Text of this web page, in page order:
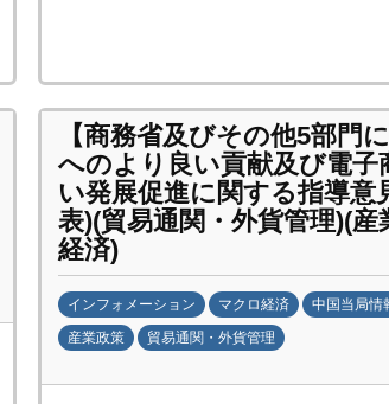
構
j
c
i
p
o
)
【商務省及びその他5部門
へのより良い貢献及び電子
い発展促進に関する指導意
表)(貿易通関・外貨管理)(産
経済)
インフォメーション マクロ経済 中国当局情
産業政策
貿易通関・外貨管理